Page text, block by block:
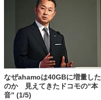
なぜahamoは40GBに増量した
のか 見えてきたドコモの“本
音” (1/5)